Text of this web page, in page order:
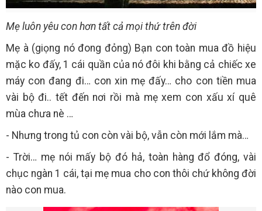
Mẹ luôn yêu con hơn tất cả mọi thứ trên đời
Mẹ à (giọng nó đong đỏng) Bạn con toàn mua đồ hiệu
mặc ko đấy, 1 cái quần của nó đôi khi bằng cả chiếc xe
máy con đang đi… con xin mẹ đấy… cho con tiền mua
vài bộ đi.. tết đến nơi rồi mà mẹ xem con xấu xí quê
mùa chưa nè …
- Nhưng trong tủ con còn vài bộ, vẫn còn mới lắm mà…
- Trời… mẹ nói mấy bộ đó hả, toàn hàng đổ đóng, vài
chục ngàn 1 cái, tại mẹ mua cho con thôi chứ không đời
nào con mua.